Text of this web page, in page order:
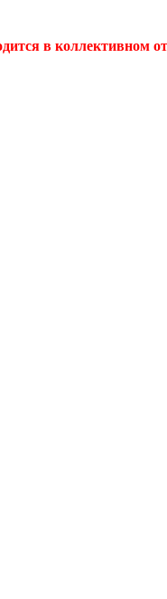
в коллективном